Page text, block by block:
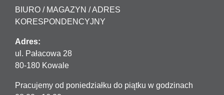
BIURO / MAGAZYN / ADRES
KORESPONDENCYJNY
Adres:
ul. Pałacowa 28
80-180 Kowale
Pracujemy od poniedziałku do piątku w godzinach